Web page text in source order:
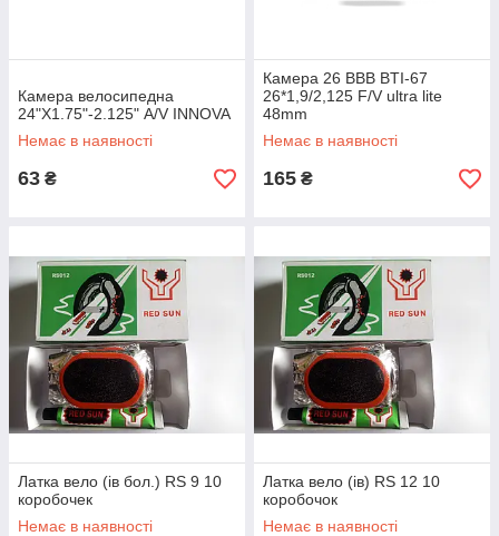
Камера велосипедна
24"Х1.75"-2.125" A/V INNOVA
Немає в наявності
63 ₴
Камера 26 ВВВ BTI-67
26*1,9/2,125 F/V ultra lite
48mm
Немає в наявності
165 ₴
Латка вело (ів бол.) RS 9 10
коробочек
Немає в наявності
Латка вело (ів) RS 12 10
коробочок
Немає в наявності